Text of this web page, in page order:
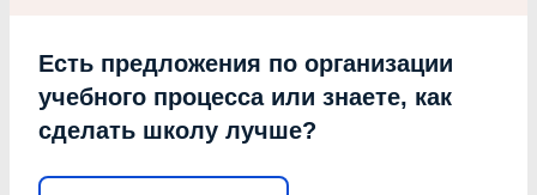
Есть предложения по организации
учебного процесса или знаете, как
сделать школу лучше?